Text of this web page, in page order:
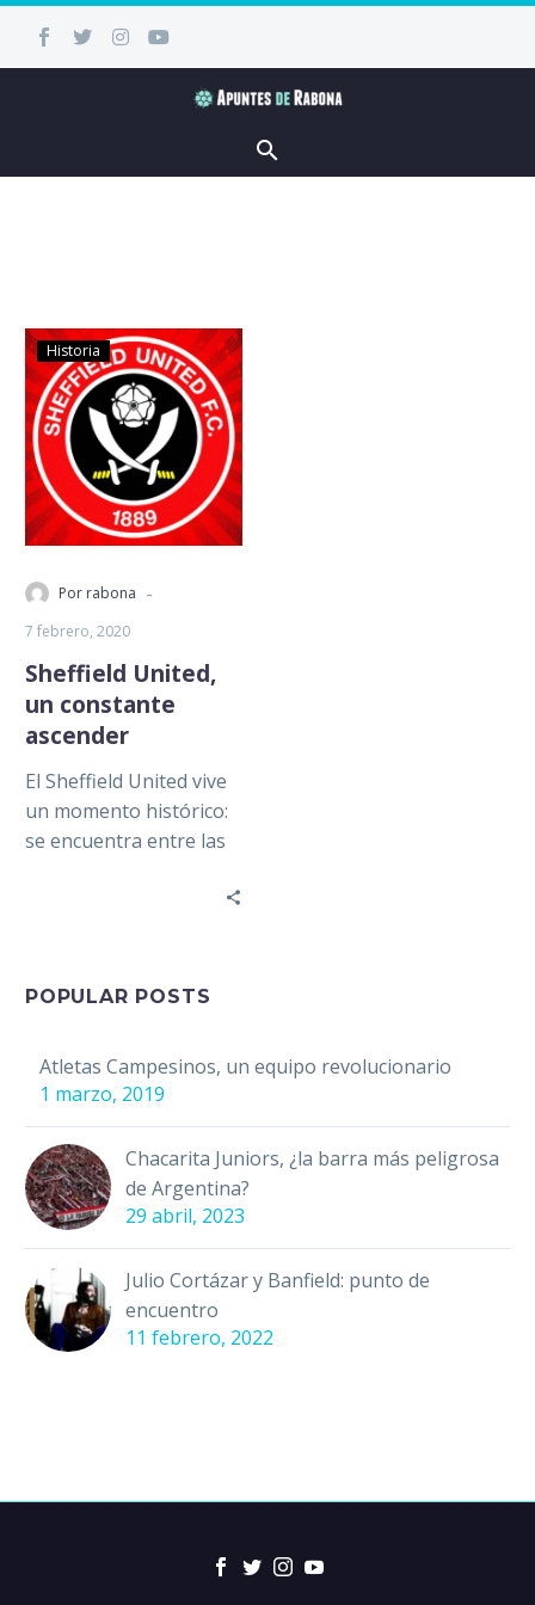
Historia
Por rabona -
7 febrero, 2020
Sheffield United,
un constante
ascender
El Sheffield United vive
un momento histórico:
se encuentra entre las
POPULAR POSTS
Atletas Campesinos, un equipo revolucionario
1 marzo, 2019
Chacarita Juniors, ¿la barra más peligrosa
de Argentina?
29 abril, 2023
Julio Cortázar y Banfield: punto de
encuentro
11 febrero, 2022